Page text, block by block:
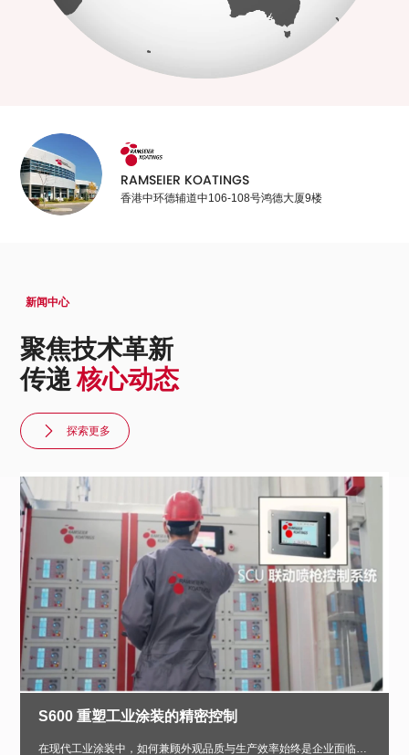
RAMSEIER KOATINGS
香港中环德辅道中106-108号鸿德大厦9楼
新闻中心
聚焦技术革新
传递 核心动态
探索更多
S600 重塑工业涂装的精密控制